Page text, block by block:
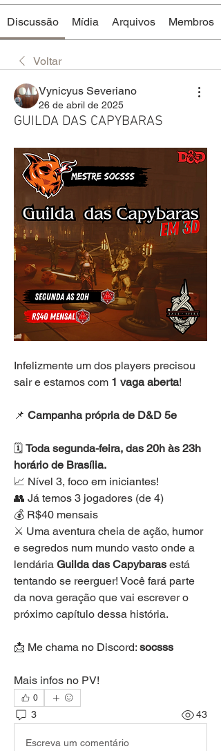
Discussão Mídia Arquivos Membros
Voltar
Vynicyus Severiano
26 de abril de 2025
GUILDA DAS CAPYBARAS
Infelizmente um dos players precisou
sair e estamos com 1 vaga aberta!
📌 Campanha própria de D&D 5e
🗓️ Toda segunda-feira, das 20h às 23h
horário de Brasília.
📈 Nível 3, foco em iniciantes!
👥 Já temos 3 jogadores (de 4)
💰 R$40 mensais
⚔️ Uma aventura cheia de ação, humor
e segredos num mundo vasto onde a
lendária Guilda das Capybaras está
tentando se reerguer! Você fará parte
da nova geração que vai escrever o
próximo capítulo dessa história.
📩 Me chama no Discord: socsss
Mais infos no PV!
0
3 43
Escreva um comentário